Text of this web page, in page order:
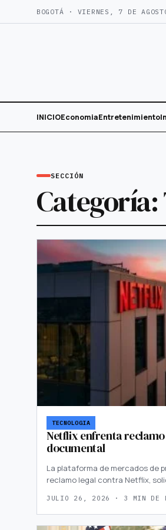
al
BOGOTÁ · VIERNES, 7 DE
INICIOEconomiaEntretenimiento
SECCIÓN
Categoría:
TECNOLOGIA
Netflix enfrenta
documental
La plataforma de mercados de
reclamo legal contra Netflix,
JULIO 26, 2026 · 3 MIN DE